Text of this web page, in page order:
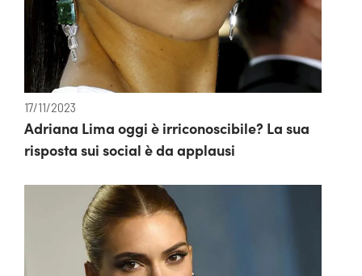
17/11/2023
Adriana Lima oggi è irriconoscibile? La sua
risposta sui social è da applausi